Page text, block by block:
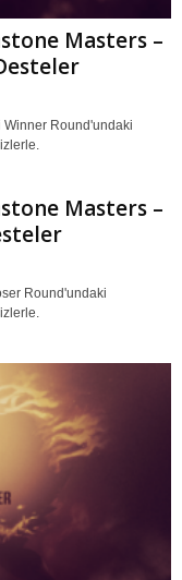
Masters –
Winner Round'undaki
Masters –
Round'undaki